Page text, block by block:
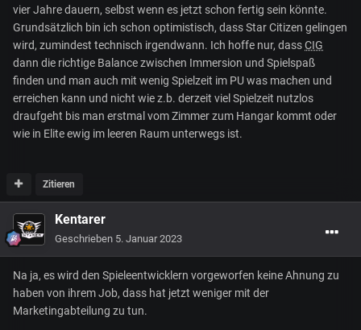
vier Jahre dauern, selbst wenn es jetzt schon fertig sein könnte.
Grundsätzlich bin ich schon optimistisch, dass Star Citizen gelingen
wird, zumindest technisch irgendwann. Ich hoffe nur, dassCIG
dann die richtige Balance zwischen Immersion und Spielspaß
finden und man auch mit wenig Spielzeit im PU was machen und
erreichen kann und nicht wie z.b. derzeit viel Spielzeit nutzlos
draufgeht bis man erstmal vom Zimmer zum Hangar kommt oder
wie in Elite ewig im leeren Raum unterwegs ist.
Zitieren
Kentarer
Geschrieben 5. Januar 2023
Na ja, es wird den Spieleentwicklern vorgeworfen keine Ahnung zu
haben von ihrem Job, dass hat jetzt weniger mit der
Marketingabteilung zu tun.